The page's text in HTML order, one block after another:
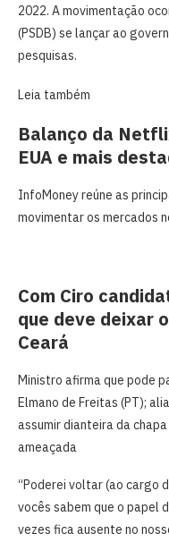
2022. A movimentação
(PSDB) se lançar ao
pesquisas.
Leia também
Balanço da
EUA e mais
InfoMoney reúne as
movimentar os mercados
Com Ciro
que deve deixar
Ceará
Ministro afirma que pode
Elmano de Freitas (PT);
assumir dianteira da
ameaçada
“Poderei voltar (ao cargo
vocês sabem que o papel
vezes fica ausente no